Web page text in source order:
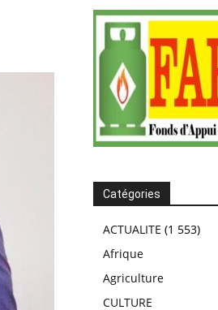
Catégories
ACTUALITE (1 553)
Afrique
Agriculture
CULTURE